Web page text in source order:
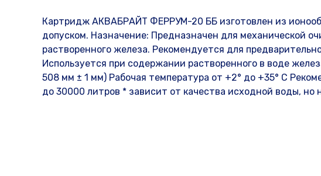
Картридж АКВАБРАЙТ ФЕРРУМ-20 ББ изготовлен из
допуском. Назначение: Предназначен для механической
растворенного железа. Рекомендуется для
Используется при содержании растворенного в воде
508 мм ± 1 мм) Рабочая температура от +2° до +35° С
до 30000 литров * зависит от качества исходной воды, но